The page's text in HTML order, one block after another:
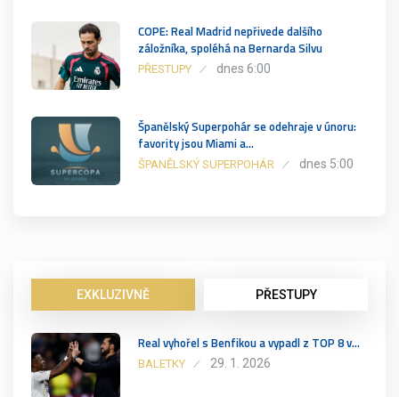
COPE: Real Madrid nepřivede dalšího
záložníka, spoléhá na Bernarda Silvu
PŘESTUPY dnes 6:00
Španělský Superpohár se odehraje v únoru:
favority jsou Miami a…
ŠPANĚLSKÝ SUPERPOHÁR dnes 5:00
EXKLUZIVNĚ PŘESTUPY
Real vyhořel s Benfikou a vypadl z TOP 8 v…
BALETKY 29. 1. 2026